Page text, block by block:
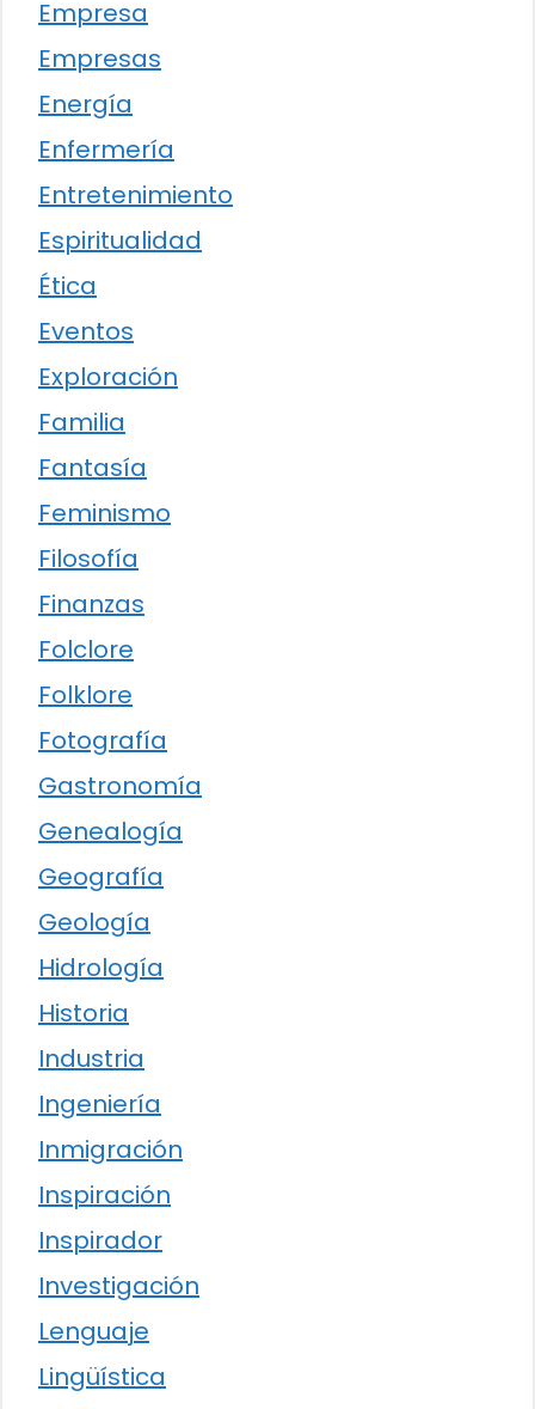
Empresa
Empresas
Energía
Enfermería
Entretenimiento
Espiritualidad
Ética
Eventos
Exploración
Familia
Fantasía
Feminismo
Filosofía
Finanzas
Folclore
Folklore
Fotografía
Gastronomía
Genealogía
Geografía
Geología
Hidrología
Historia
Industria
Ingeniería
Inmigración
Inspiración
Inspirador
Investigación
Lenguaje
Lingüística